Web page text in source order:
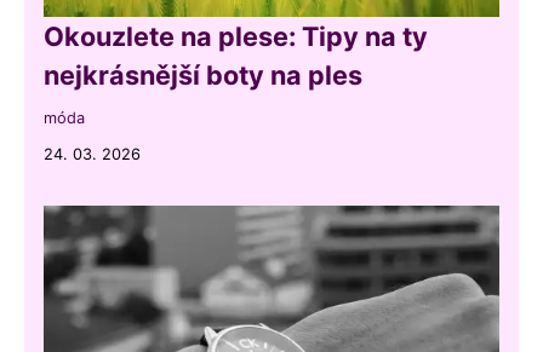
Okouzlete na plese: Tipy na ty
nejkrásnější boty na ples
móda
24. 03. 2026